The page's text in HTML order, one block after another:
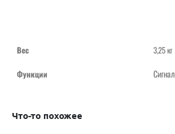
Вес
3,25 кг
Функции
Сигнал
Что-то похожее